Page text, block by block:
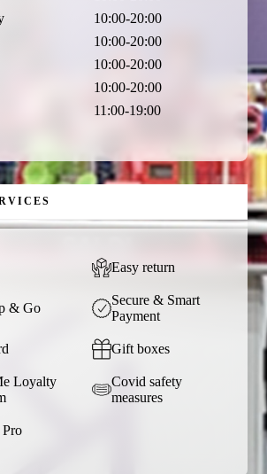
10:00-20:00
10:00-20:00
10:00-20:00
10:00-20:00
11:00-19:00
Easy return
& Go
Secure & Smart
Payment
Gift boxes
Loyalty
Covid safety
measures